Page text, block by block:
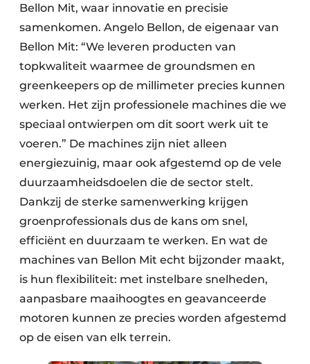
Bellon Mit, waar innovatie en precisie
samenkomen. Angelo Bellon, de eigenaar van
Bellon Mit: “We leveren producten van
topkwaliteit waarmee de groundsmen en
greenkeepers op de millimeter precies kunnen
werken. Het zijn professionele machines die we
speciaal ontwierpen om dit soort werk uit te
voeren.” De machines zijn niet alleen
energiezuinig, maar ook afgestemd op de vele
duurzaamheidsdoelen die de sector stelt.
Dankzij de sterke samenwerking krijgen
groenprofessionals dus de kans om snel,
efficiënt en duurzaam te werken. En wat de
machines van Bellon Mit echt bijzonder maakt,
is hun flexibiliteit: met instelbare snelheden,
aanpasbare maaihoogtes en geavanceerde
motoren kunnen ze precies worden afgestemd
op de eisen van elk terrein.